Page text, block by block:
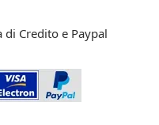
di Credito e Paypal